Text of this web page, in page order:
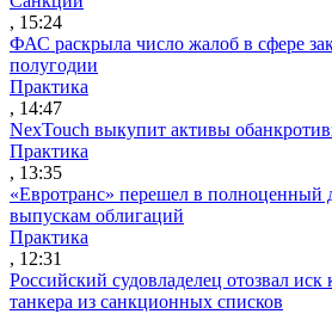
, 15:24
ФАС раскрыла число жалоб в сфере
полугодии
Практика
, 14:47
NexTouch выкупит активы
Практика
, 13:35
«Евротранс» перешел в полноценный
выпускам облигаций
Практика
, 12:31
Российский судовладелец отозвал
танкера из санкционных списков